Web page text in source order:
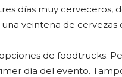
días muy cerveceros,
veintena de
de foodtrucks.
día del evento.